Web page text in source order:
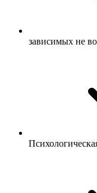
зависимых не